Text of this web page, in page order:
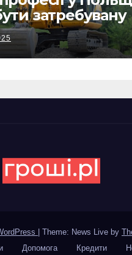
затребувану
та
Theme: News Live by
Допомога Кредити